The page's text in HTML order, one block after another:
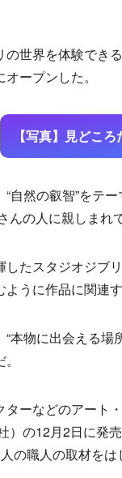
世界を体験でき
ープンした。
【写真】見どこ
自然の叡智”をテ
んの人に親しまれ
たスタジオジブ
ように作品に関連
本物に出会える場
ーなどのアート
）の12月2日に発
の職人の取材を